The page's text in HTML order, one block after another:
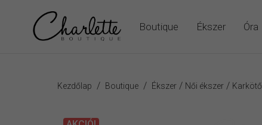
Boutique Ékszer Óra
Kezdőlap / Boutique/ Ékszer/ Női ékszer/ Karkötő